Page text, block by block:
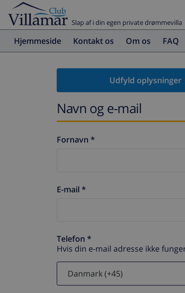
Slap af i din egen private drømmevilla
Hjemmeside Kontakt os Om os FAQ
Udfyld oplysninger
Navn og e-mail
Fornavn *
E-mail *
Telefon *
Hvis din e-mail adresse ikke